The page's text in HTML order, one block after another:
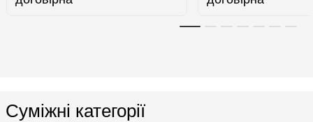
Суміжні категорії